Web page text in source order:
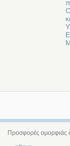
Προσφορές ομορφιάς